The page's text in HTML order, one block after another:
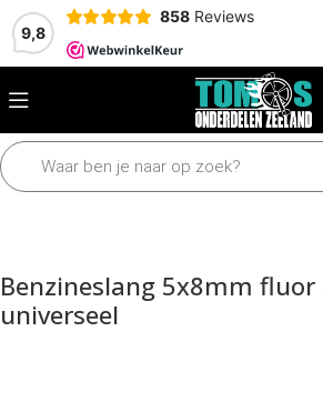
9,8
858 Reviews
Home Motordelen Brandstof toebehoren
Benzineslang 5x8mm
universeel